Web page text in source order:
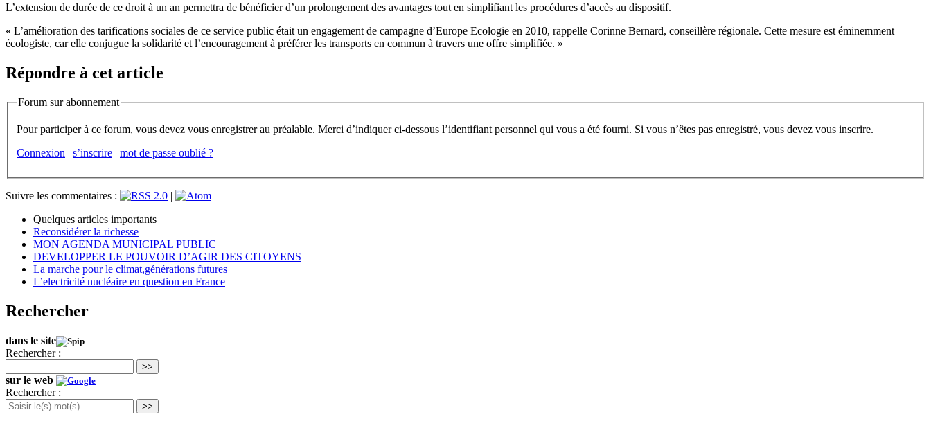
L’extension de durée de ce droit à un an permettra de bénéficier d’un prolongement des avantages tout en simplifiant les procédures d’accès au dispositif.
« L’amélioration des tarifications sociales de ce service public était un engagement de campagne d’Europe Ecologie en 2010, rappelle Corinne Bernard, conseillère régionale. Cette mesure est éminemment
écologiste, car elle conjugue la solidarité et l’encouragement à préférer les transports en commun à travers une offre simplifiée. »
Répondre à cet article
Forum sur abonnement
Pour participer à ce forum, vous devez vous enregistrer au préalable. Merci d’indiquer ci-dessous l’identifiant personnel qui vous a été fourni. Si vous n’êtes pas enregistré, vous devez vous inscrire.
Connexion | s’inscrire | mot de passe oublié ?
Suivre les commentaires :
|
Quelques articles importants
Reconsidérer la richesse
MON AGENDA MUNICIPAL PUBLIC
DEVELOPPER LE POUVOIR D’AGIR DES CITOYENS
La marche pour le climat,générations futures
L’electricité nucléaire en question en France
Rechercher
dans le site
Rechercher :
>>
sur le web
Rechercher :
>>